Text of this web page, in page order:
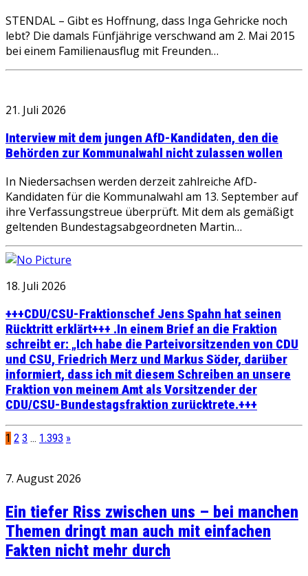
STENDAL – Gibt es Hoffnung, dass Inga Gehricke noch
lebt? Die damals Fünfjährige verschwand am 2. Mai 2015
bei einem Familienausflug mit Freunden…
21. Juli 2026
Interview mit dem jungen AfD-Kandidaten, den die
Behörden zur Kommunalwahl nicht zulassen wollen
In Niedersachsen werden derzeit zahlreiche AfD-
Kandidaten für die Kommunalwahl am 13. September auf
ihre Verfassungstreue überprüft. Mit dem als gemäßigt
geltenden Bundestagsabgeordneten Martin…
18. Juli 2026
+++CDU/CSU-Fraktionschef Jens Spahn hat seinen
Rücktritt erklärt+++ .In einem Brief an die Fraktion
schreibt er: „Ich habe die Parteivorsitzenden von CDU
und CSU, Friedrich Merz und Markus Söder, darüber
informiert, dass ich mit diesem Schreiben an unsere
Fraktion von meinem Amt als Vorsitzender der
CDU/CSU-Bundestagsfraktion zurücktrete.+++
1 2 3 … 1.393 »
7. August 2026
Ein tiefer Riss zwischen uns – bei manchen
Themen dringt man auch mit einfachen
Fakten nicht mehr durch